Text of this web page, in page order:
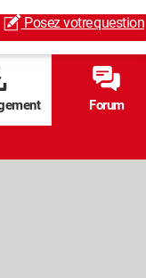
Posez votrequestion
Forum